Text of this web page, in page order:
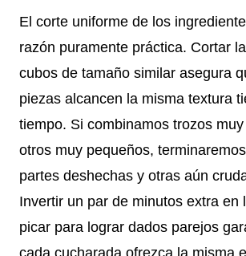
El corte uniforme de los
razón puramente práctica. Cortar
cubos de tamaño similar asegura
piezas alcancen la misma textura
tiempo. Si combinamos trozos
otros muy pequeños,
partes deshechas y otras aún
Invertir un par de minutos extra en
picar para lograr dados parejos
cada cucharada ofrezca la misma